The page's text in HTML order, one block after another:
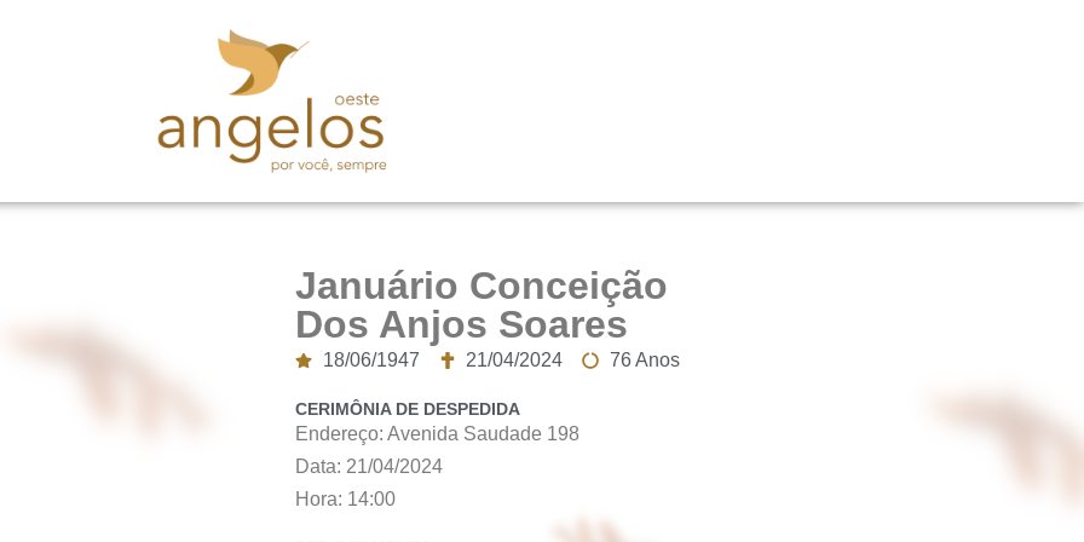
Januário Conceição
Dos Anjos Soares
18/06/1947 21/04/2024 76 Anos
CERIMÔNIA DE DESPEDIDA
Endereço: Avenida Saudade 198
Data: 21/04/2024
Hora: 14:00